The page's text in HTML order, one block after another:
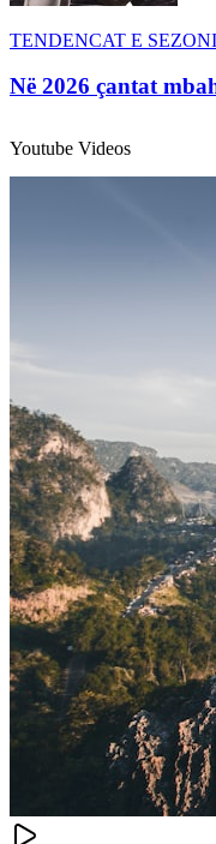
TENDENCAT E
Në 2026 çantat
Youtube Videos